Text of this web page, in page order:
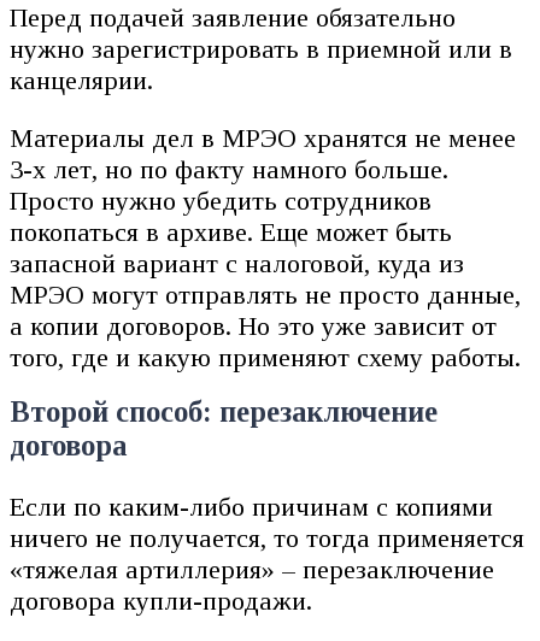
Перед подачей заявление обязательно
нужно зарегистрировать в приемной или в
канцелярии.
Материалы дел в МРЭО хранятся не менее
3-х лет, но по факту намного больше.
Просто нужно убедить сотрудников
покопаться в архиве. Еще может быть
запасной вариант с налоговой, куда из
МРЭО могут отправлять не просто данные,
а копии договоров. Но это уже зависит от
того, где и какую применяют схему работы.
Второй способ: перезаключение
договора
Если по каким-либо причинам с копиями
ничего не получается, то тогда применяется
«тяжелая артиллерия» – перезаключение
договора купли-продажи.